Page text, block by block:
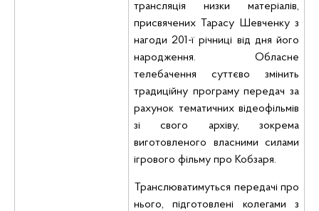
трансляція низки матеріалів,
присвячених Тарасу Шевченку з
нагоди 201-ї річниці від дня його
народження. Обласне
телебачення суттєво змінить
традиційну програму передач за
рахунок тематичних відеофільмів
зі свого архіву, зокрема
виготовленого власними силами
ігрового фільму про Кобзаря.
Транслюватимуться передачі про
нього, підготовлені колегами з